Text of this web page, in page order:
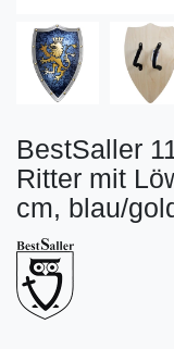
BestSaller
Ritter mit
cm, blau/